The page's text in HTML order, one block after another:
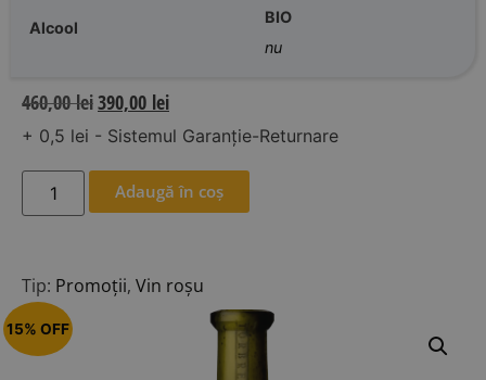
Alcool
BIO
nu
460,00lei390,00 lei
+ 0,5 lei - Sistemul Garanție-Returnare
Adaugă în coș
Tip: Promoții, Vin roșu
15% OFF